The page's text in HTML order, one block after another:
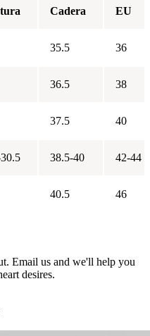
Cadera EU
35.5 36
36.5 38
37.5 40
38.5-40 42-44
40.5 46
Email us and we'll help you
desires.